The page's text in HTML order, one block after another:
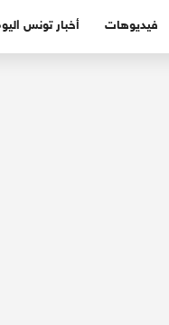
فيديوهات أخبار تونس